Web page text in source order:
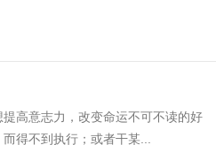
高意志力，改变命运不可不读的好
得不到执行；或者干某...